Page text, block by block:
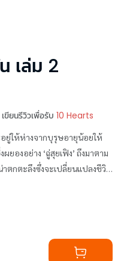
เล่ม 2
เขียนรีวิวเพื่อรับ 10 Hearts
อยู่ให้ห่างจากบุรุษอายุน้อยให้
ยองอย่าง ‘ฉู่สุยเฟิง’ ถึงมาตาม
ตกตะลึงซึ่งจะเปลี่ยนแปลงชีวิต